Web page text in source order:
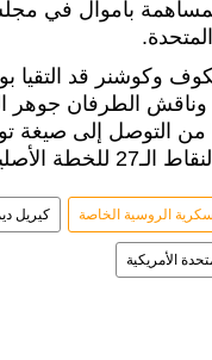
بأموال في
وكوشنر قد التقيا
الطرفان جوهر
من التوصل إلى
حزم، واقترحت بحثها بشكل منفصل.
الروسية الخاصة كيريل
الأمريكية